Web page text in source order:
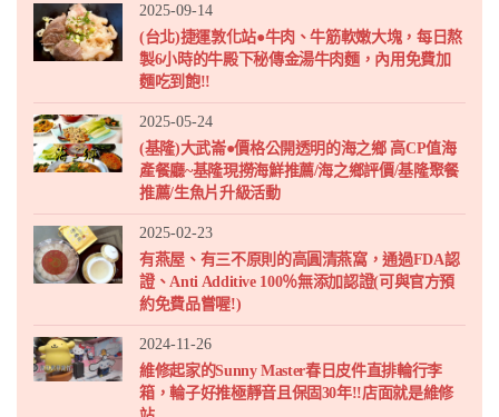
2025-09-14
(台北)捷運敦化站●牛肉、牛筋軟嫩大塊，每日熬
製6小時的牛殿下秘傳金湯牛肉麵，內用免費加
麵吃到飽!!
2025-05-24
(基隆)大武崙●價格公開透明的海之鄉 高CP值海
產餐廳~基隆現撈海鮮推薦/海之鄉評價/基隆聚餐
推薦/生魚片升級活動
2025-02-23
有燕屋、有三不原則的高圓清燕窩，通過FDA認
證、Anti Additive 100％無添加認證(可與官方預
約免費品嘗喔!)
2024-11-26
維修起家的Sunny Master春日皮件直排輪行李
箱，輪子好推極靜音且保固30年!!店面就是維修